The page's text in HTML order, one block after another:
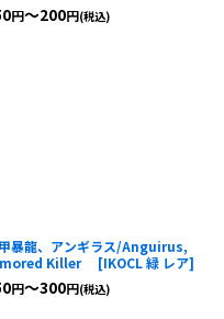
円～200円(税込)
暴龍、アンギラス/Anguirus,
Killer
[IKOCL 緑 レア]
円～300円(税込)